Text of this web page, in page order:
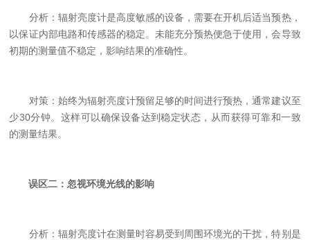
分析：辐射亮度计是高度敏感的设备，需要在开机后适当预热，
以保证内部电路和传感器的稳定。未能充分预热便急于使用，会导致
初期的测量值不稳定，影响结果的准确性。
对策：始终为辐射亮度计预留足够的时间进行预热，通常建议至
少30分钟。这样可以确保设备达到稳定状态，从而获得可靠和一致
的测量结果。
误区二：忽视环境光线的影响
分析：辐射亮度计在测量时容易受到周围环境光的干扰，特别是